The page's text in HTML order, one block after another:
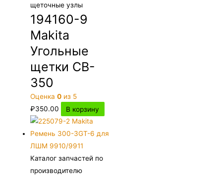
щеточные узлы
194160-9
Makita
Угольные
щетки CB-
350
Оценка0 из 5
₽350.00 В корзину
Каталог запчастей по
производителю